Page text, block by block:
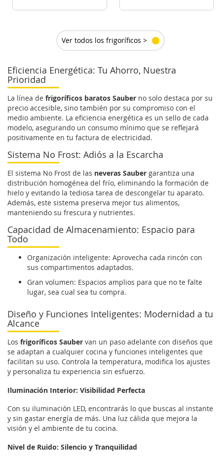
Ver todos los frigoríficos >
Eficiencia Energética: Tu Ahorro, Nuestra
Prioridad
La línea de frigoríficos baratos Sauber no solo destaca por su
precio accesible, sino también por su compromiso con el
medio ambiente. La eficiencia energética es un sello de cada
modelo, asegurando un consumo mínimo que se reflejará
positivamente en tu factura de electricidad.
Sistema No Frost: Adiós a la Escarcha
El sistema No Frost de las neveras Sauber garantiza una
distribución homogénea del frío, eliminando la formación de
hielo y evitando la tediosa tarea de descongelar tu aparato.
Además, este sistema preserva mejor tus alimentos,
manteniendo su frescura y nutrientes.
Capacidad de Almacenamiento: Espacio para
Todo
Organización inteligente: Aprovecha cada rincón con
sus compartimentos adaptados.
Gran volumen: Espacios amplios para que no te falte
lugar, sea cual sea tu compra.
Diseño y Funciones Inteligentes: Modernidad a tu
Alcance
Los frigoríficos Sauber van un paso adelante con diseños que
se adaptan a cualquier cocina y funciones inteligentes que
facilitan su uso. Controla la temperatura, modifica los ajustes
y personaliza tu experiencia sin esfuerzo.
Iluminación Interior: Visibilidad Perfecta
Con su iluminación LED, encontrarás lo que buscas al instante
y sin gastar energía de más. Una luz cálida que mejora la
visión y el ambiente de tu cocina.
Nivel de Ruido: Silencio y Tranquilidad